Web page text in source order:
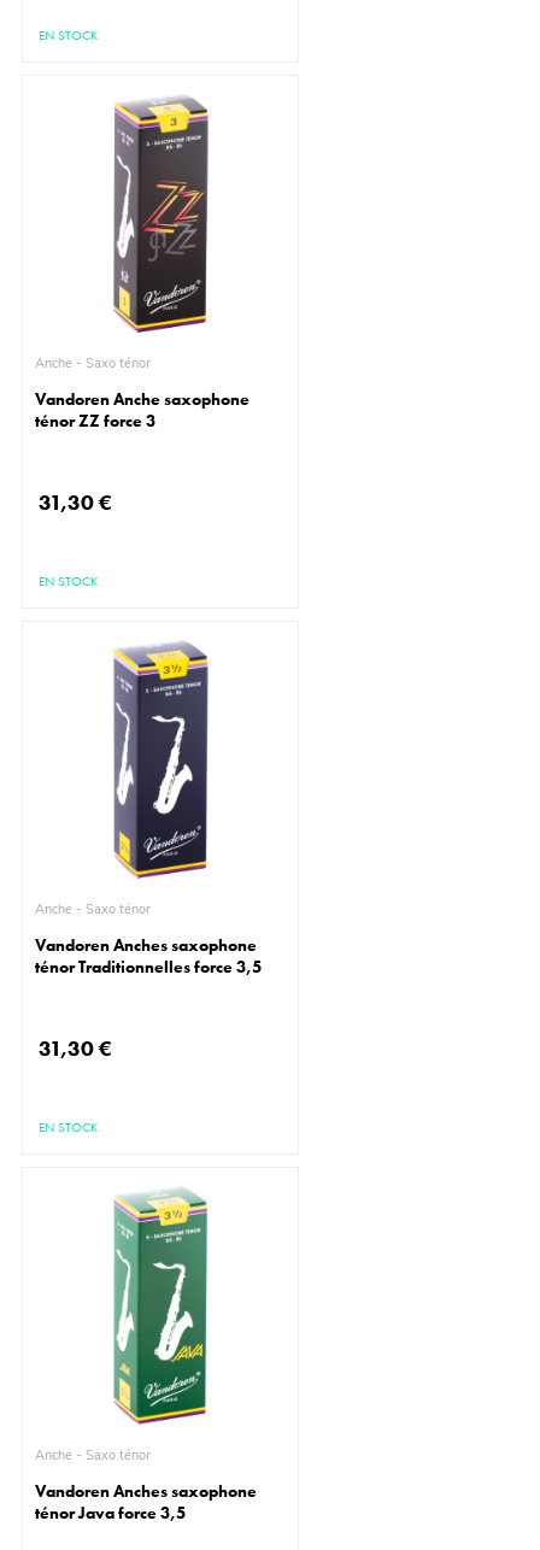
EN STOCK
Anche - Saxo ténor
Vandoren Anche saxophone
ténor ZZ force 3
31,30 €
EN STOCK
Anche - Saxo ténor
Vandoren Anches saxophone
ténor Traditionnelles force 3,5
31,30 €
EN STOCK
Anche - Saxo ténor
Vandoren Anches saxophone
ténor Java force 3,5